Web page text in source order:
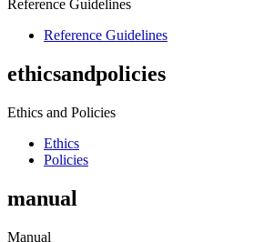
Reference Guidelines
Reference Guidelines
ethicsandpolicies
Ethics and Policies
Ethics
Policies
manual
Manual